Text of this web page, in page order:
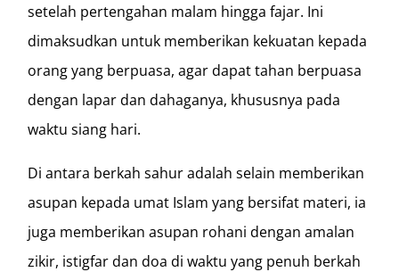
setelah pertengahan malam hingga fajar. Ini
dimaksudkan untuk memberikan kekuatan kepada
orang yang berpuasa, agar dapat tahan berpuasa
dengan lapar dan dahaganya, khususnya pada
waktu siang hari.
Di antara berkah sahur adalah selain memberikan
asupan kepada umat Islam yang bersifat materi, ia
juga memberikan asupan rohani dengan amalan
zikir, istigfar dan doa di waktu yang penuh berkah